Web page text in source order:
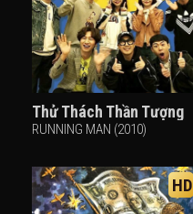
Thử Thách Thần Tượng
RUNNING MAN (2010)
HD